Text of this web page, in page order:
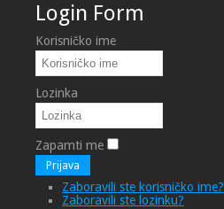
Login Form
Korisničko ime
Lozinka
Zapamti me
Prijava
Zaboravili ste korisničko ime?
Zaboravili ste lozinku?